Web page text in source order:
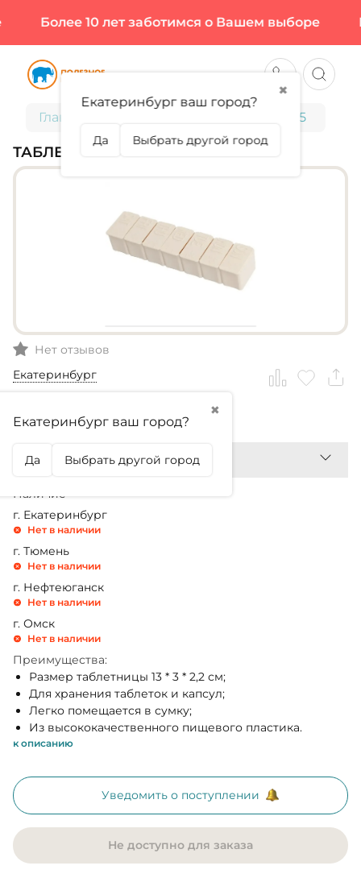
Более 10 лет заботимся о Вашем выборе
Главная Таблетница №5
ТАБЛЕТНИЦА №5
Нет отзывов
Екатеринбург
✖
Екатеринбург ваш город?
Да Выбрать другой город
199,99₽
Наличие
г. Екатеринбург
Нет в наличии
г. Тюмень
Нет в наличии
г. Нефтеюганск
Нет в наличии
г. Омск
Нет в наличии
Преимущества:
Размер таблетницы 13 * 3 * 2,2 см;
Для хранения таблеток и капсул;
Легко помещается в сумку;
Из высококачественного пищевого пластика.
к описанию
Уведомить о поступлении
Не доступно для заказа
✖
Екатеринбург ваш город?
Да Выбрать другой город